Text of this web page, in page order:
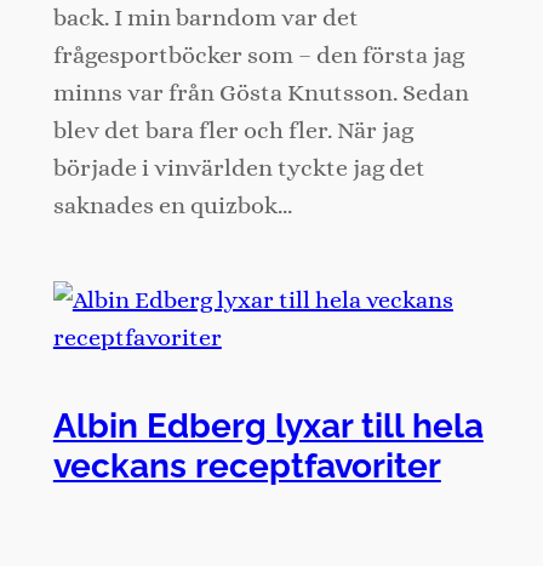
back. I min barndom var det
frågesportböcker som – den första jag
minns var från Gösta Knutsson. Sedan
blev det bara fler och fler. När jag
började i vinvärlden tyckte jag det
saknades en quizbok…
Albin Edberg lyxar till hela
veckans receptfavoriter